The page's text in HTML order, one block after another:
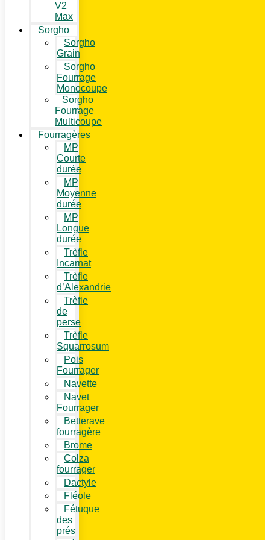
V2
Max
Sorgho
Sorgho
Grain
Sorgho
Fourrage
Monocoupe
Sorgho
Fourrage
Multicoupe
Fourragères
MP
Courte
durée
MP
Moyenne
durée
MP
Longue
durée
Trèfle
Incarnat
Trèfle
d’Alexandrie
Trèfle
de
perse
Trèfle
Squarrosum
Pois
Fourrager
Navette
Navet
Fourrager
Betterave
fourragère
Brome
Colza
fourrager
Dactyle
Fléole
Fétuque
des
prés